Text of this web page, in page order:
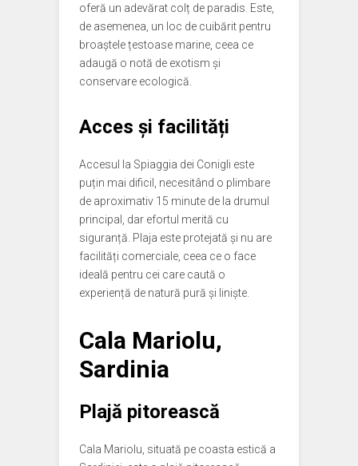
oferă un adevărat colț de paradis. Este,
de asemenea, un loc de cuibărit pentru
broaștele țestoase marine, ceea ce
adaugă o notă de exotism și
conservare ecologică.
Acces și facilități
Accesul la Spiaggia dei Conigli este
puțin mai dificil, necesitând o plimbare
de aproximativ 15 minute de la drumul
principal, dar efortul merită cu
siguranță. Plaja este protejată și nu are
facilități comerciale, ceea ce o face
ideală pentru cei care caută o
experiență de natură pură și liniște.
Cala Mariolu,
Sardinia
Plajă pitorească
Cala Mariolu, situată pe coasta estică a